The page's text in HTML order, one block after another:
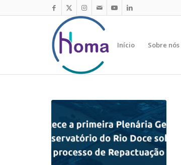
Início Sobre nós